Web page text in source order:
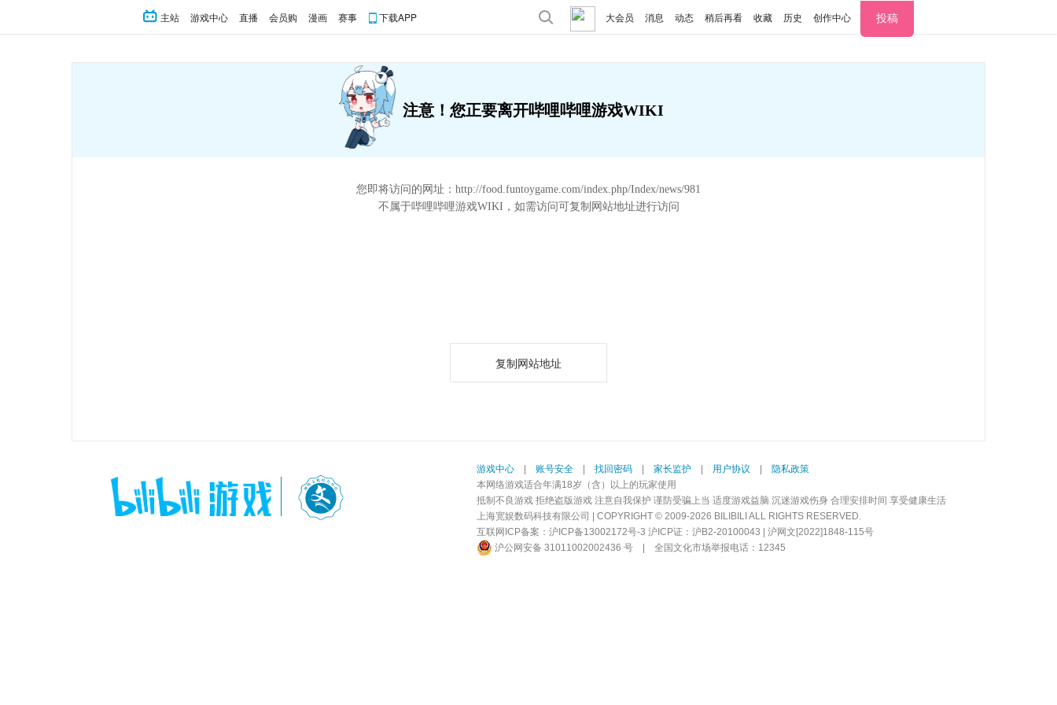
主站 游戏中心 直播 会员购 漫画 赛事 下载APP 大会员 消息 动态 稍后再看 收藏 历史 创作中心 投稿
注意！您正要离开哔哩哔哩游戏WIKI
您即将访问的网址： http://food.funtoygame.com/index.php/Index/news/981
不属于哔哩哔哩游戏WIKI，如需访问可复制网站地址进行访问
复制网站地址
游戏中心 账号安全 找回密码 家长监护 用户协议
隐私政策
本网络游戏适合年满18岁（含）以上的玩家使用
抵制不良游戏 拒绝盗版游戏 注意自我保护 谨防受骗上当 适度游戏益脑 沉迷游戏伤身 合理安排时间 享受健康生活
上海宽娱数码科技有限公司 | COPYRIGHT © 2009-2026 BILIBILI ALL RIGHTS RESERVED.
互联网ICP备案： 沪ICP备13002172号-3 沪ICP证：沪B2-20100043 | 沪网文[2022]1848-115号
沪公网安备 31011002002436 号
全国文化市场举报电话：12345